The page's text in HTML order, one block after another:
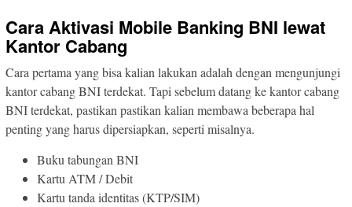
Cara Aktivasi Mobile Banking BNI lewat
Kantor Cabang
Cara pertama yang bisa kalian lakukan adalah dengan mengunjungi
kantor cabang BNI terdekat. Tapi sebelum datang ke kantor cabang
BNI terdekat, pastikan pastikan kalian membawa beberapa hal
penting yang harus dipersiapkan, seperti misalnya.
Buku tabungan BNI
Kartu ATM / Debit
Kartu tanda identitas (KTP/SIM)